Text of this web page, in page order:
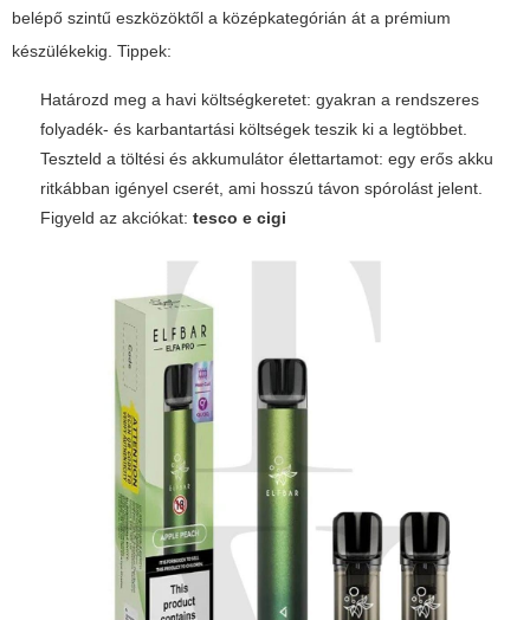
belépő szintű eszközöktől a középkategórián át a prémium
készülékekig. Tippek:
Határozd meg a havi költségkeretet: gyakran a rendszeres
folyadék- és karbantartási költségek teszik ki a legtöbbet.
Teszteld a töltési és akkumulátor élettartamot: egy erős akku
ritkábban igényel cserét, ami hosszú távon spórolást jelent.
Figyeld az akciókat: tesco e cigi